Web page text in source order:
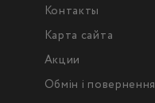
Контакты
Карта сайта
Акции
Обмін і повернення